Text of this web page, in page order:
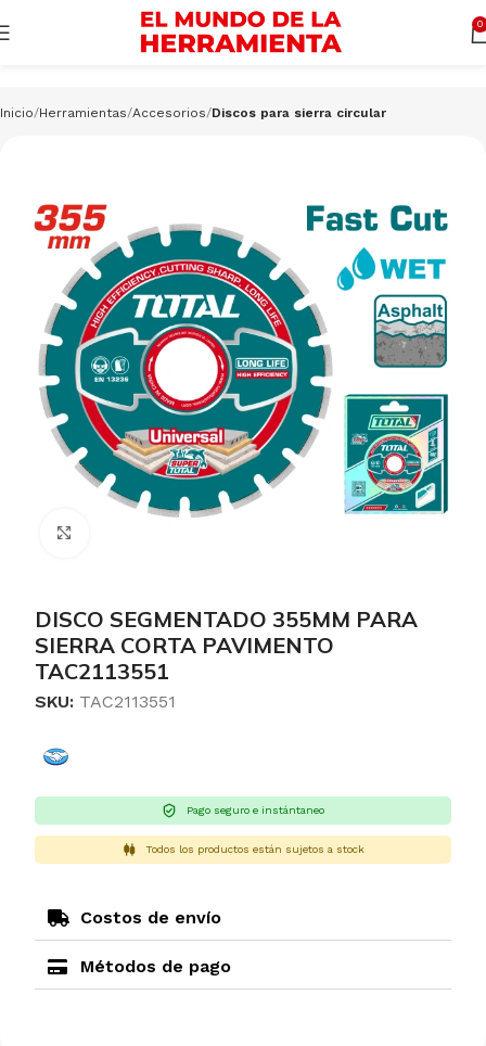
0
Inicio Herramientas Accesorios Discos para sierra circular
DISCO SEGMENTADO 355MM PARA
SIERRA CORTA PAVIMENTO
TAC2113551
SKU: TAC2113551
Pago seguro e instántaneo
Todos los productos están sujetos a stock
Costos de envío
Métodos de pago
Cargando productos… CONSULTAR